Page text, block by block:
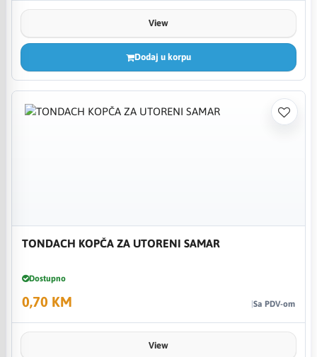
View
Dodaj u korpu
TONDACH KOPČA ZA UTORENI SAMAR
Dostupno
0,70 KM Sa PDV-om
View